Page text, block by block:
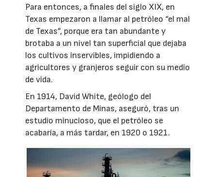
Para entonces, a finales del siglo XIX, en
Texas empezaron a llamar al petróleo “el mal
de Texas”, porque era tan abundante y
brotaba a un nivel tan superficial que dejaba
los cultivos inservibles, impidiendo a
agricultores y granjeros seguir con su medio
de vida.
En 1914, David White, geólogo del
Departamento de Minas, aseguró, tras un
estudio minucioso, que el petróleo se
acabaría, a más tardar, en 1920 o 1921.